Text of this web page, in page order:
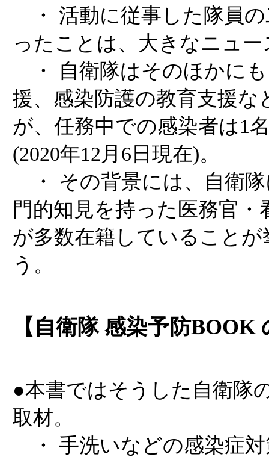
・ 活動に従事した隊員
ったことは、大きなニュ
・ 自衛隊はそのほかに
援、感染防護の教育支援な
が、任務中での感染者は1
(2020年12月6日現在)。
・ その背景には、自衛
門的知見を持った医務官・
が多数在籍していること
う。
【自衛隊 感染予防
●本書ではそうした自衛隊
取材。
・ 手洗いなどの感染症